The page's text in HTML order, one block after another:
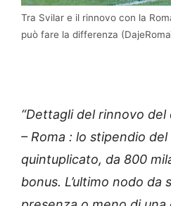
Tra Svilar e il rinnovo con la
può fare la differenza
“Dettagli del rinnovo
– Roma : lo stipendio
quintuplicato, da 800
bonus. L’ultimo nodo da